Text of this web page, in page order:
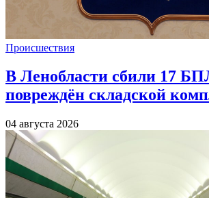
Происшествия
В Ленобласти сбили 17
повреждён складской
04 августа 2026